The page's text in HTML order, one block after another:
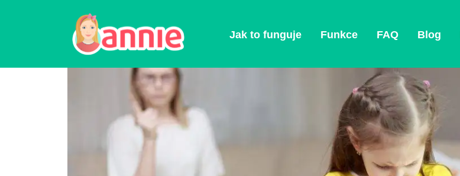
Jak to funguje Funkce FAQ Blog
Blog >